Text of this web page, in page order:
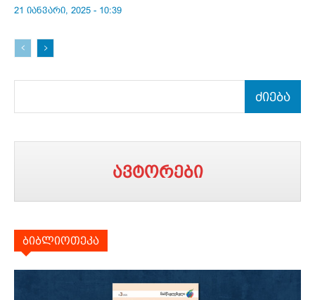
21 იანვარი, 2025 - 10:39
ძიება
ავტორები
ბიბლიოთეკა